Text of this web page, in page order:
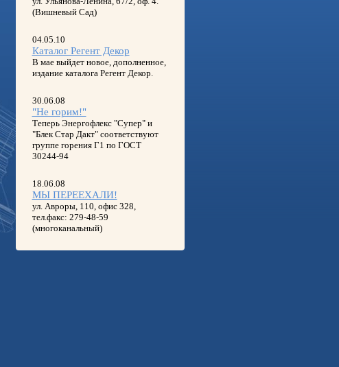
(Вишневый Сад)
04.05.10
Каталог Регент Декор
В мае выйдет новое, дополненное,
издание каталога Регент Декор.
30.06.08
"Не горим!"
Теперь Энергофлекс "Супер" и
"Блек Стар Дакт" соответствуют
группе горения Г1 по ГОСТ
30244-94
18.06.08
МЫ ПЕРЕЕХАЛИ!
ул. Авроры, 110, офис 328,
тел.факс: 279-48-59
(многоканальный)